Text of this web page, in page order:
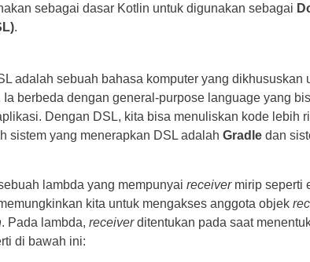
sebagai dasar Kotlin untuk digunakan sebagai
.
adalah sebuah bahasa komputer yang dikhususkan
Ia berbeda dengan general-purpose language yang
Dengan DSL, kita bisa menuliskan kode lebih
sistem yang menerapkan DSL adalah Gradle dan
lambda yang mempunyai receivermirip seperti
kita untuk mengakses anggota objek
. Pada lambda, receiverditentukan pada saat
di bawah ini: